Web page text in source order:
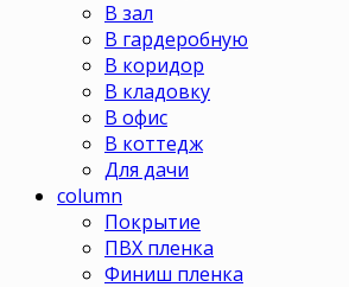
В зал
В гардеробную
В коридор
В кладовку
В офис
В коттедж
Для дачи
column
Покрытие
ПВХ пленка
Финиш пленка